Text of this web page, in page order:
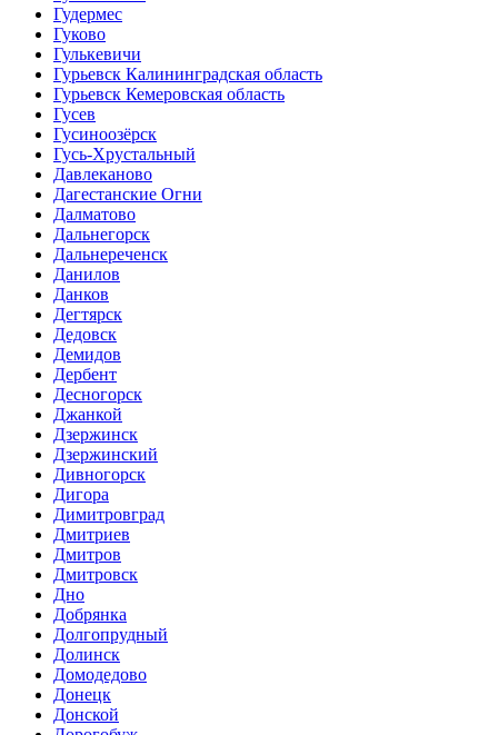
Гудермес
Гуково
Гулькевичи
Гурьевск Калининградская область
Гурьевск Кемеровская область
Гусев
Гусиноозёрск
Гусь-Хрустальный
Давлеканово
Дагестанские Огни
Далматово
Дальнегорск
Дальнереченск
Данилов
Данков
Дегтярск
Дедовск
Демидов
Дербент
Десногорск
Джанкой
Дзержинск
Дзержинский
Дивногорск
Дигора
Димитровград
Дмитриев
Дмитров
Дмитровск
Дно
Добрянка
Долгопрудный
Долинск
Домодедово
Донецк
Донской